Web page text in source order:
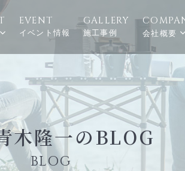
EVENT
イベント情報
GALLERY
施工事例 会社概要
木隆一のBLOG
BLOG